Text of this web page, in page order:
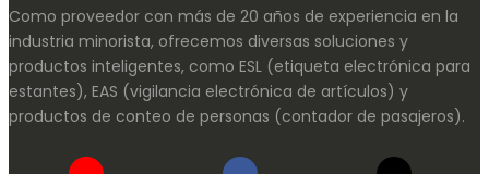
Como proveedor con más de 20 años de experiencia en la
industria minorista, ofrecemos diversas soluciones y
productos inteligentes, como ESL (etiqueta electrónica para
estantes), EAS (vigilancia electrónica de artículos) y
productos de conteo de personas (contador de pasajeros).